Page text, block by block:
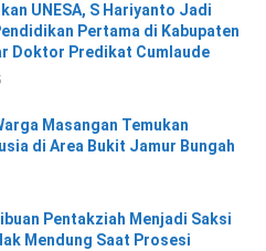
UNESA, S Hariyanto Jadi
Pertama di Kabupaten
Doktor Predikat Cumlaude
Masangan Temukan
di Area Bukit Jamur Bungah
Pentakziah Menjadi Saksi
Mendung Saat Prosesi